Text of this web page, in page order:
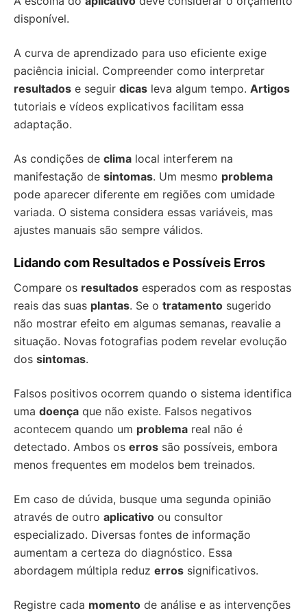
disponível.
A curva de aprendizado para uso eficiente exige
paciência inicial. Compreender como interpretar
resultados e seguir dicas leva algum tempo. Artigos
tutoriais e vídeos explicativos facilitam essa
adaptação.
As condições de clima local interferem na
manifestação de sintomas. Um mesmo problema
pode aparecer diferente em regiões com umidade
variada. O sistema considera essas variáveis, mas
ajustes manuais são sempre válidos.
Lidando com Resultados e Possíveis Erros
Compare os resultados esperados com as respostas
reais das suas plantas. Se o tratamento sugerido
não mostrar efeito em algumas semanas, reavalie a
situação. Novas fotografias podem revelar evolução
dos sintomas.
Falsos positivos ocorrem quando o sistema identifica
uma doença que não existe. Falsos negativos
acontecem quando um problema real não é
detectado. Ambos os erros são possíveis, embora
menos frequentes em modelos bem treinados.
Em caso de dúvida, busque uma segunda opinião
através de outro aplicativo ou consultor
especializado. Diversas fontes de informação
aumentam a certeza do diagnóstico. Essa
abordagem múltipla reduz erros significativos.
Registre cada momento de análise e as intervenções